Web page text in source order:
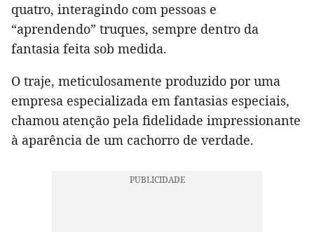
quatro, interagindo com pessoas e
“aprendendo” truques, sempre dentro da
fantasia feita sob medida.
O traje, meticulosamente produzido por uma
empresa especializada em fantasias especiais,
chamou atenção pela fidelidade impressionante
à aparência de um cachorro de verdade.